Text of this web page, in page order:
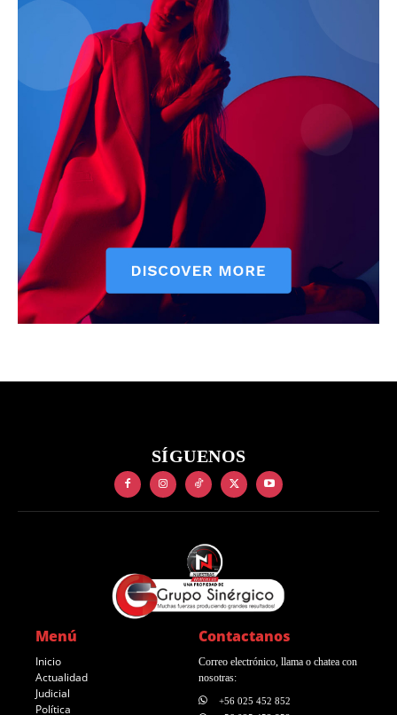
SÍGUENOS
Menú
Inicio
Actualidad
Judicial
Política
Contactanos
Correo electrónico, llama o chatea con
nosotras:
+56 025 452 852